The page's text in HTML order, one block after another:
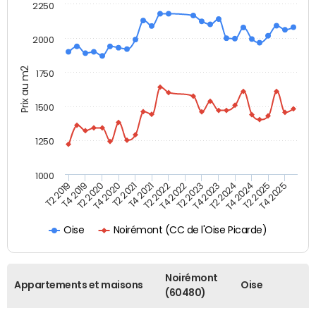
Prix au m2
Oise Noirémont (CC de l'Oise Picarde)
T2 2019T4 2019T2 2020T4 2020T2 2021T4 2021T2 2022T4 2022T2 2023T4 2023T2 2024T4 2024T2 2025T4 2025
1000
1250
1500
1750
2000
2250
Appartements et maisons
Noirémont
(60480)
Oise